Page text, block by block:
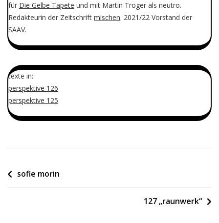
für Die Gelbe Tapete und mit Martin Troger als neutro.
Redakteurin der Zeitschrift mischen. 2021/22 Vorstand der
SAAV.
texte in:
perspektive 126
perspektive 125
Beitragsnavigation
sofie morin
127 „raunwerk“